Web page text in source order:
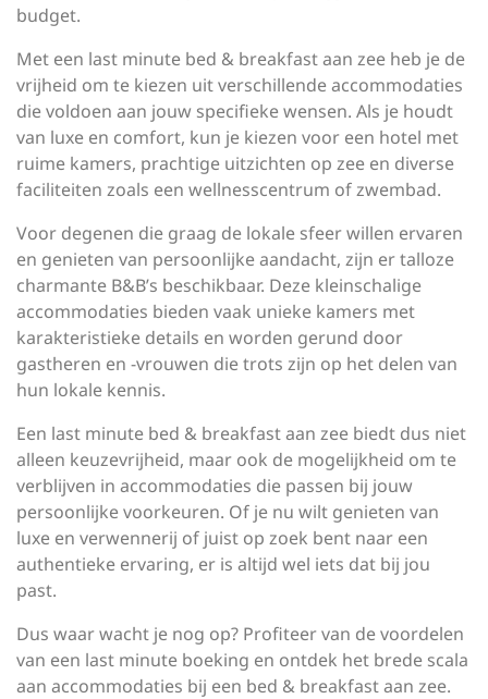
budget.
Met een last minute bed & breakfast aan zee heb je de
vrijheid om te kiezen uit verschillende accommodaties
die voldoen aan jouw specifieke wensen. Als je houdt
van luxe en comfort, kun je kiezen voor een hotel met
ruime kamers, prachtige uitzichten op zee en diverse
faciliteiten zoals een wellnesscentrum of zwembad.
Voor degenen die graag de lokale sfeer willen ervaren
en genieten van persoonlijke aandacht, zijn er talloze
charmante B&B’s beschikbaar. Deze kleinschalige
accommodaties bieden vaak unieke kamers met
karakteristieke details en worden gerund door
gastheren en -vrouwen die trots zijn op het delen van
hun lokale kennis.
Een last minute bed & breakfast aan zee biedt dus niet
alleen keuzevrijheid, maar ook de mogelijkheid om te
verblijven in accommodaties die passen bij jouw
persoonlijke voorkeuren. Of je nu wilt genieten van
luxe en verwennerij of juist op zoek bent naar een
authentieke ervaring, er is altijd wel iets dat bij jou
past.
Dus waar wacht je nog op? Profiteer van de voordelen
van een last minute boeking en ontdek het brede scala
aan accommodaties bij een bed & breakfast aan zee.